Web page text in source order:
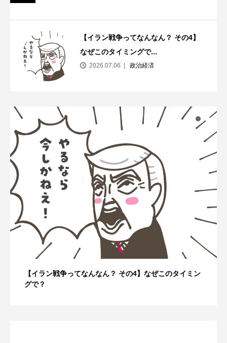
【イラン戦争ってなんなん？ その4】
なぜこのタイミングで...
2026.07.06 政治経済
【イラン戦争ってなんなん？ その4】なぜこのタイミン
グで？